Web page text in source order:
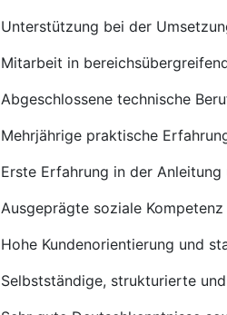
Unterstützung bei der
Mitarbeit in
Abgeschlossene technische
Mehrjährige praktische
Erste Erfahrung in der
Ausgeprägte soziale
Hohe Kundenorientierung und
Selbstständige, strukturierte